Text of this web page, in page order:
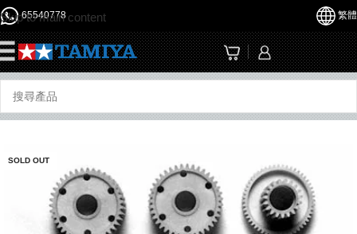
Skip to main content
65540778 繁體
SOLD OUT